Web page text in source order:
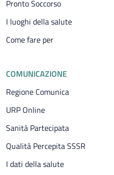
Pronto Soccorso
I luoghi della salute
Come fare per
COMUNICAZIONE
Regione Comunica
URP Online
Sanità Partecipata
Qualità Percepita SSSR
I dati della salute